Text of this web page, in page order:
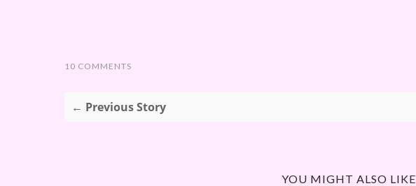
10 COMMENTS
← Previous Story
YOU MIGHT ALSO LIKE